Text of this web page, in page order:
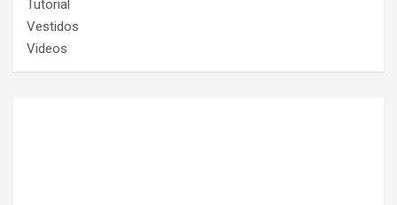
Tutorial
Vestidos
Videos